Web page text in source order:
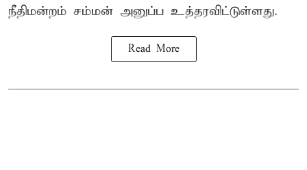
நீதிமன்றம் சம்மன் அனுப்ப உத்தரவிட்டுள்ளது.
Read More